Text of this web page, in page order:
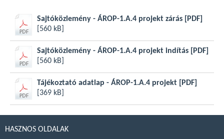
Sajtóközlemény - ÁROP-1.A.4 projekt zárás
[PDF]
[560 kB]
Sajtóközlemény - ÁROP-1.A.4 projekt indítás
[PDF]
[560 kB]
Tájékoztató adatlap - ÁROP-1.A.4 projekt
[PDF]
[369 kB]
HASZNOS OLDALAK